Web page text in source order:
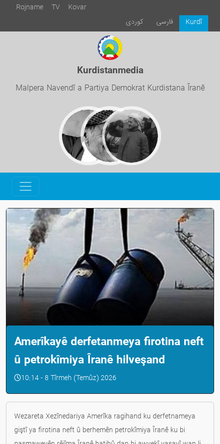
Rojname TV
Kovar
Kurdî
فارسی كوردی
Kurdistanmedia
Malpera Navendî a Partiya Demokrat Kurdistana Îranê
Amerîkayê derfetanmeya firotina neft
û petrokîmiya Îranê hilveşand
10:14 - 8 Tîrmeh (Temûz) 2026
Wezareta Xezînedariya Amerîka ragihand ku derfetnameya
giştî ya firotina neft û berhemên petrokîmiya Îranê ku bi